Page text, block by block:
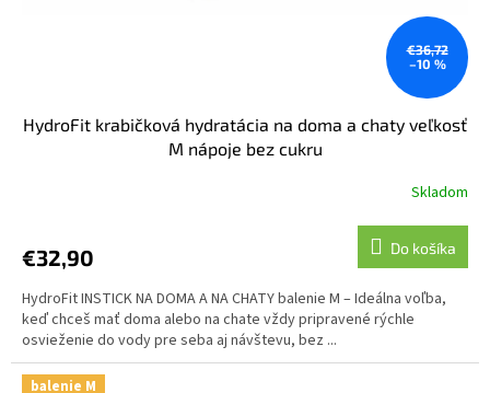
€36,72
–10 %
HydroFit krabičková hydratácia na doma a chaty veľkosť
M nápoje bez cukru
Skladom
€32,90 Do košíka
HydroFit INSTICK NA DOMA A NA CHATY balenie M – Ideálna voľba,
keď chceš mať doma alebo na chate vždy pripravené rýchle
osvieženie do vody pre seba aj návštevu, bez ...
balenie M